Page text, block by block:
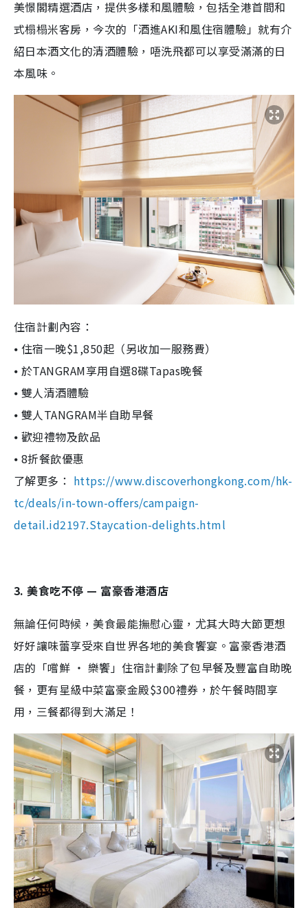
美憬閣精選酒店，提供多樣和風體驗，包括全港首間和
式榻榻米客房，今次的「酒進AKI和風住宿體驗」就有介
紹日本酒文化的清酒體驗，唔洗飛都可以享受滿滿的日
本風味。
住宿計劃內容：
⦁ 住宿一晚$1,850起（另收加一服務費）
⦁ 於TANGRAM享用自選8碟Tapas晚餐
⦁ 雙人清酒體驗
⦁ 雙人TANGRAM半自助早餐
⦁ 歡迎禮物及飲品
⦁ 8折餐飲優惠
了解更多： https://www.discoverhongkong.com/hk-
tc/deals/in-town-offers/campaign-
detail.id2197.Staycation-delights.html
3. 美食吃不停 — 富豪香港酒店
無論任何時候，美食最能撫慰心靈，尤其大時大節更想
好好讓味蕾享受來自世界各地的美食饗宴。富豪香港酒
店的「嚐鮮 ‧ 樂饗」住宿計劃除了包早餐及豐富自助晚
餐，更有星級中菜富豪金殿$300禮券，於午餐時間享
用，三餐都得到大滿足！